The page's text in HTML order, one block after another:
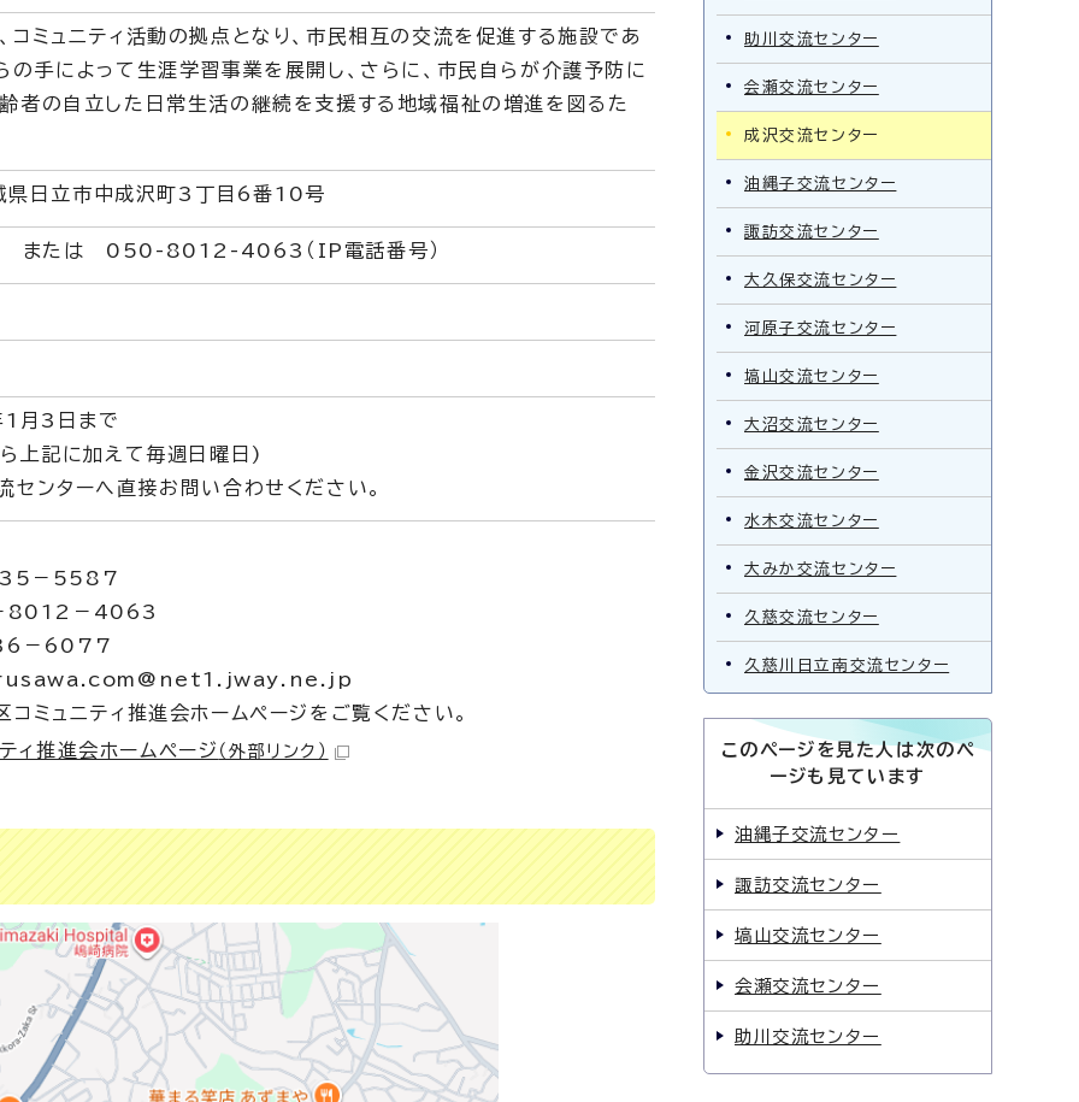
コミュニティ活動の拠点となり、市民相互の交流を促進する施設であ
の手によって生涯学習事業を展開し、さらに、市民自らが介護予防に
者の自立した日常生活の継続を支援する地域福祉の増進を図るた
日立市中成沢町3丁目6番10号
たは 050-8012-4063（IP電話番号）
月3日まで
上記に加えて毎週日曜日)
センターへ直接お問い合わせください。
35－5587
8012－4063
36－6077
narusawa.com@net1.jway.ne.jp
ミュニティ推進会ホームページをご覧ください。
ィ推進会ホームページ （外部リンク）
助川交流センター
会瀬交流センター
成沢交流センター
油縄子交流センター
諏訪交流センター
大久保交流センター
河原子交流センター
塙山交流センター
大沼交流センター
金沢交流センター
水木交流センター
大みか交流センター
久慈交流センター
久慈川日立南交流センター
このページを見た人は次のペ
ージも見ています
油縄子交流センター
諏訪交流センター
塙山交流センター
会瀬交流センター
助川交流センター